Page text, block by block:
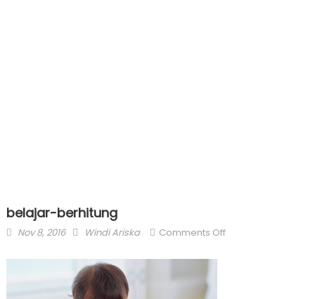
belajar-berhitung
Posted
Nov 8, 2016 Author
Windi Ariska Comments Offon